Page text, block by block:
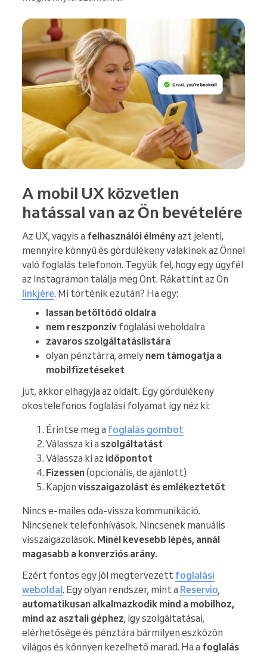
A mobil UX közvetlen
hatással van az Ön bevételére
Az UX, vagyis a felhasználói élményazt jelenti,
mennyire könnyű és gördülékeny valakinek az Önnel
való foglalás telefonon. Tegyük fel, hogy egy ügyfél
az Instagramon találja meg Önt. Rákattint az Ön
linkjére. Mi történik ezután? Ha egy:
lassan betöltődő oldalra
nem reszponzív foglalási weboldalra
zavaros szolgáltatáslistára
olyan pénztárra, amely nem támogatja a
mobilfizetéseket
jut, akkor elhagyja az oldalt. Egy gördülékeny
okostelefonos foglalási folyamat így néz ki:
Érintse meg a foglalás gombot
Válassza ki a szolgáltatást
Válassza ki az időpontot
Fizessen(opcionális, de ajánlott)
Kapjon visszaigazolást és emlékeztetőt
Nincs e-mailes oda-vissza kommunikáció.
Nincsenek telefonhívások. Nincsenek manuális
visszaigazolások. Minél kevesebb lépés, annál
magasabb a konverziós arány.
Ezért fontos egy jól megtervezett foglalási
weboldal. Egy olyan rendszer, mint a Reservio,
automatikusan alkalmazkodik mind a mobilhoz,
mind az asztali géphez, így szolgáltatásai,
elérhetősége és pénztára bármilyen eszközön
világos és könnyen kezelhető marad. Ha a foglalás